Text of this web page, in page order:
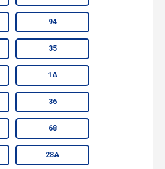
94
35
1А
36
68
28А